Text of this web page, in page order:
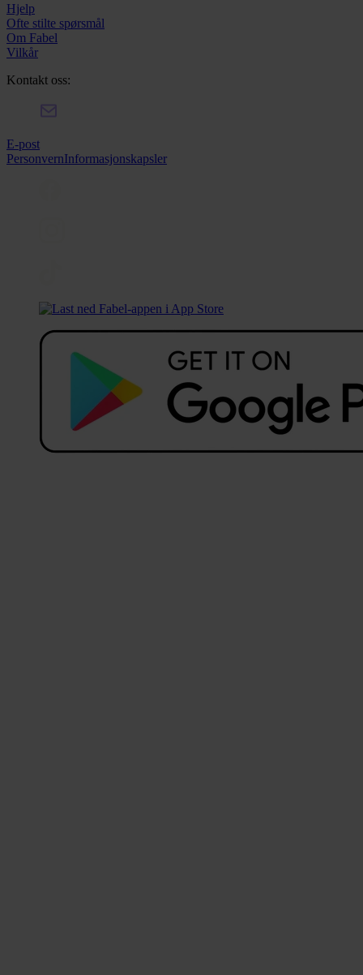
Hjelp
Ofte stilte spørsmål
Om Fabel
Vilkår
Kontakt oss:
E-post
PersonvernInformasjonskapsler